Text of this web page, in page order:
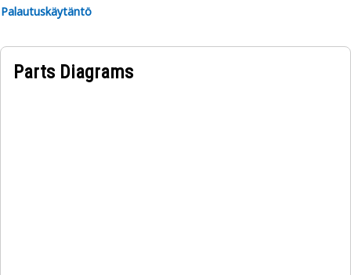
Palautuskäytäntö
Parts Diagrams